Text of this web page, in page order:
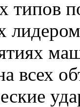
типов
всех